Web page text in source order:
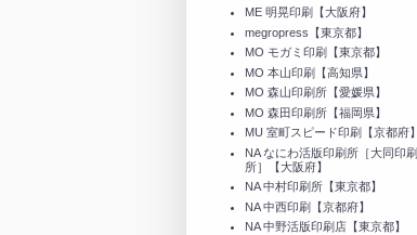
ME 明晃印刷【大阪府】
megropress【東京都】
MO モガミ印刷【東京都】
MO 本山印刷【高知県】
MO 森山印刷所【愛媛県】
MO 森田印刷所【福岡県】
MU 室町スピード印刷【京都府】
NA なにわ活版印刷所［大同印刷
所］【大阪府】
NA 中村印刷所【東京都】
NA 中西印刷【京都府】
NA 中野活版印刷店【東京都】